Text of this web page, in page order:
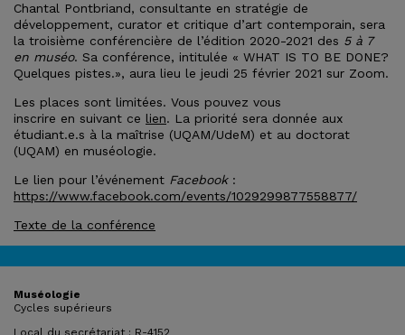
Chantal Pontbriand, consultante en stratégie de
développement, curator et critique d’art contemporain, sera
la troisième conférencière de l’édition 2020-2021 des 5 à 7
en muséo. Sa conférence, intitulée « WHAT IS TO BE DONE?
Quelques pistes.», aura lieu le jeudi 25 février 2021 sur Zoom.
Les places sont limitées. Vous pouvez vous
inscrire en suivant ce lien. La priorité sera donnée aux
étudiant.e.s à la maîtrise (UQAM/UdeM) et au doctorat
(UQAM) en muséologie.
Le lien pour l’événement Facebook :
https://www.facebook.com/events/1029299877558877/
Texte de la conférence
Muséologie
Cycles supérieurs